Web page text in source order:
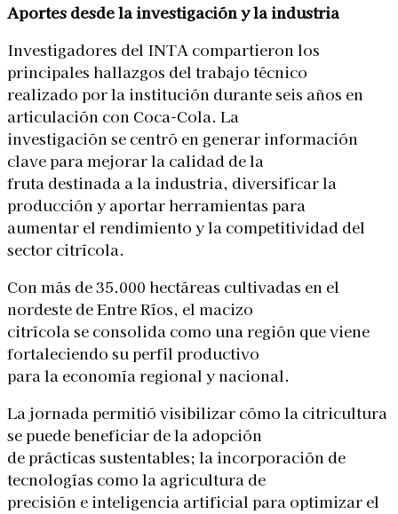
Aportes desde la investigación y la industria
Investigadores del INTA compartieron los
principales hallazgos del trabajo técnico
realizado por la institución durante seis años en
articulación con Coca-Cola. La
investigación se centró en generar información
clave para mejorar la calidad de la
fruta destinada a la industria, diversificar la
producción y aportar herramientas para
aumentar el rendimiento y la competitividad del
sector citrícola.
Con más de 35.000 hectáreas cultivadas en el
nordeste de Entre Ríos, el macizo
citrícola se consolida como una región que viene
fortaleciendo su perfil productivo
para la economía regional y nacional.
La jornada permitió visibilizar cómo la citricultura
se puede beneficiar de la adopción
de prácticas sustentables; la incorporación de
tecnologías como la agricultura de
precisión e inteligencia artificial para optimizar el